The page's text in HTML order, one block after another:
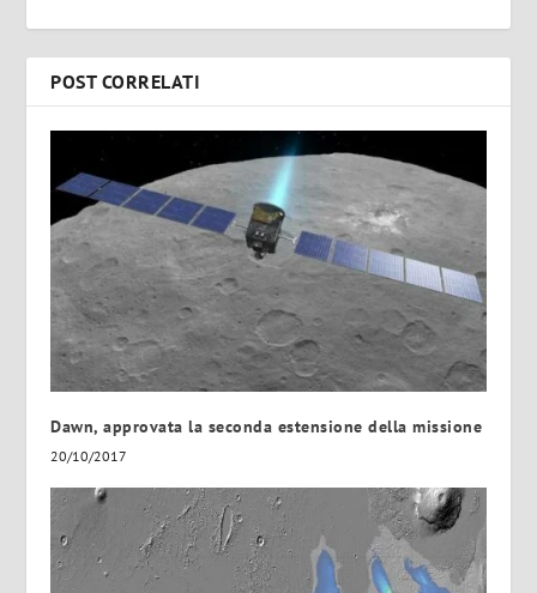
POST CORRELATI
Dawn, approvata la seconda estensione della missione
20/10/2017